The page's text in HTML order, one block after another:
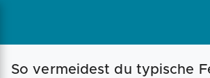
So vermeidest du typische